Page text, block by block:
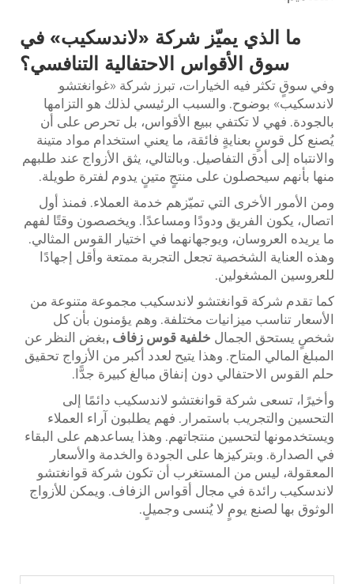
ما الذي يميّز شركة «لاندسكيب» في
سوق الأقواس الاحتفالية التنافسي؟
وفي سوقٍ تكثر فيه الخيارات، تبرز شركة «غوانغتشو
لاندسكيب» بوضوح. والسبب الرئيسي لذلك هو التزامها
بالجودة. فهي لا تكتفي ببيع الأقواس، بل تحرص على أن
يُصنع كل قوسٍ بعنايةٍ فائقة، ما يعني استخدام مواد متينة
والانتباه إلى أدق التفاصيل. وبالتالي، يثق الأزواج عند طلبهم
منها بأنهم سيحصلون على منتجٍ متينٍ يدوم لفترة طويلة.
ومن الأمور الأخرى التي تميّزهم خدمة العملاء. فمنذ أول
اتصال، يكون الفريق ودودًا ومساعدًا. ويخصصون وقتًا لفهم
ما يريده العروسان، ويوجهانهما في اختيار القوس المثالي.
وهذه العناية الشخصية تجعل التجربة ممتعة وأقل إجهادًا
للعروسين المشغولين.
كما تقدم شركة قوانغتشو لاندسكيب مجموعة متنوعة من
الأسعار تناسب ميزانيات مختلفة. وهم يؤمنون بأن كل
شخصٍ يستحق الجمال خلفية قوس زفاف,بغض النظر عن
المبلغ المالي المتاح. وهذا يتيح لعدد أكبر من الأزواج تحقيق
حلم القوس الاحتفالي دون إنفاق مبالغ كبيرة جدًّا.
وأخيرًا، تسعى شركة قوانغتشو لاندسكيب دائمًا إلى
التحسين والتجريب باستمرار. فهم يطلبون آراء العملاء
ويستخدمونها لتحسين منتجاتهم. وهذا يساعدهم على البقاء
في الصدارة. وبتركيزها على الجودة والخدمة والأسعار
المعقولة، ليس من المستغرب أن تكون شركة قوانغتشو
لاندسكيب رائدة في مجال أقواس الزفاف. ويمكن للأزواج
الوثوق بها لصنع يومٍ لا يُنسى وجميلٍ.